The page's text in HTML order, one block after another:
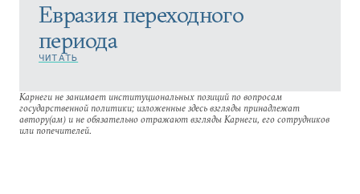
Евразия переходного
периода
ЧИТАТЬ
Карнеги не занимает институциональных позиций по вопросам
государственной политики; изложенные здесь взгляды принадлежат
автору(ам) и не обязательно отражают взгляды Карнеги, его сотрудников
или попечителей.